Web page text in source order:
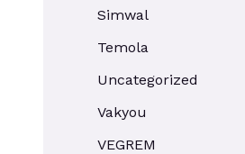
Simwal
Temola
Uncategorized
Vakyou
VEGREM